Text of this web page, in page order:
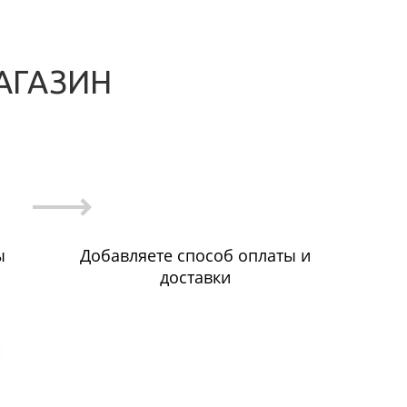
Добавляете способ оплаты и
доставки